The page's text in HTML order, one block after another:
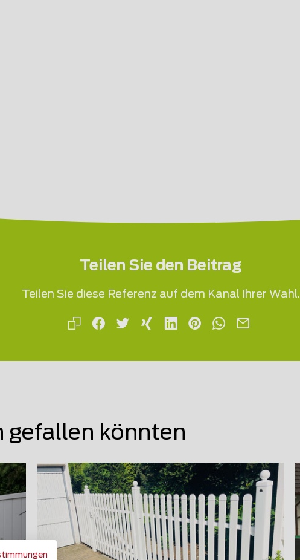
Teilen Sie den Beitrag
Teilen Sie diese Referenz auf dem Kanal Ihrer Wahl.
gefallen könnten